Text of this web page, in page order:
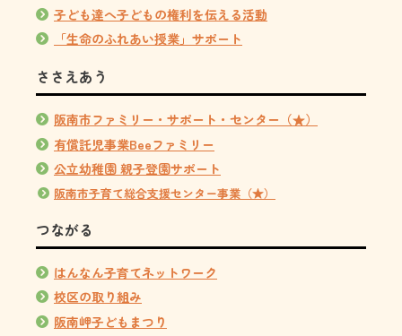
子ども達へ子どもの権利を伝える活動
「生命のふれあい授業」サポート
ささえあう
阪南市ファミリー・サポート・センター（★）
有償託児事業Beeファミリー
公立幼稚園 親子登園サポート
阪南市子育て総合支援センター事業（★）
つながる
はんなん子育てネットワーク
校区の取り組み
阪南岬子どもまつり